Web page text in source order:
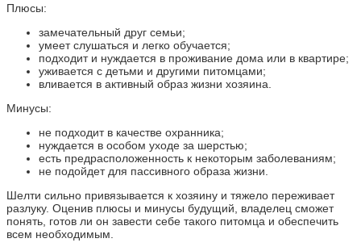
Плюсы:
замечательный друг семьи;
умеет слушаться и легко обучается;
подходит и нуждается в проживание дома или в квартире;
уживается с детьми и другими питомцами;
вливается в активный образ жизни хозяина.
Минусы:
не подходит в качестве охранника;
нуждается в особом уходе за шерстью;
есть предрасположенность к некоторым заболеваниям;
не подойдет для пассивного образа жизни.
Шелти сильно привязывается к хозяину и тяжело переживает
разлуку. Оценив плюсы и минусы будущий, владелец сможет
понять, готов ли он завести себе такого питомца и обеспечить
всем необходимым.